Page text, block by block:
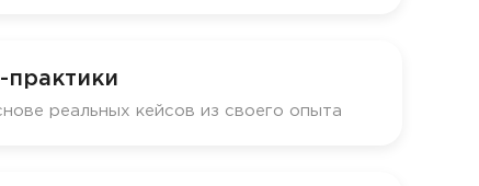
практики
реальных кейсов из своего опыта